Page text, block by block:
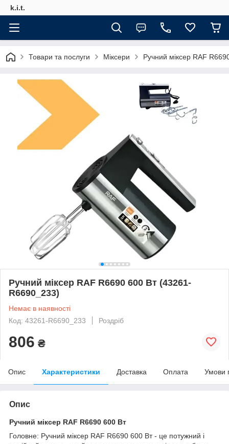
k.i.t.
Товари та послуги Міксери Ручний міксер RAF
Ручний міксер RAF R6690 600 Вт (43261-
R6690_233)
Немає в наявності
Код: 43261-R6690_233
Роздріб
806 ₴
Опис Характеристики Доставка Оплата Умови
Опис
Ручний міксер RAF R6690 600 Вт
Головне: Ручний міксер RAF R6690 600 Вт - це потужний і